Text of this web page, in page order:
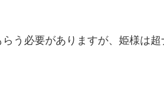
う必要がありますが、姫様は超